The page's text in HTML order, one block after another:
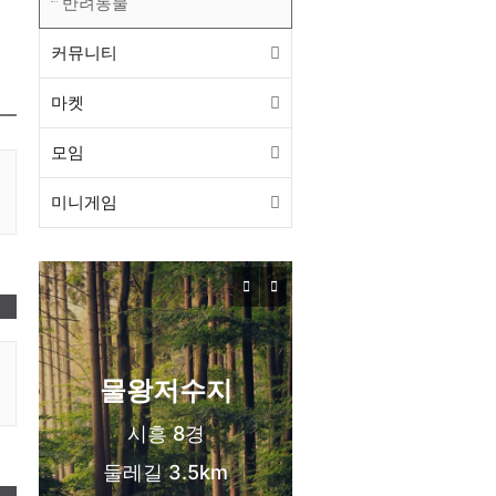
커뮤니티
마켓
모임
미니게임
물왕저수지
시흥 8경
둘레길 3.5km